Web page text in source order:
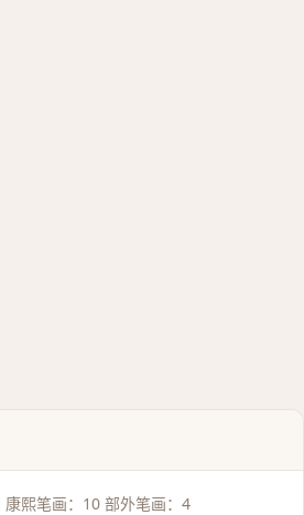
康熙笔画：10 部外笔画：4